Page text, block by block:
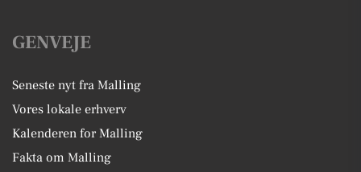
GENVEJE
Seneste nyt fra Malling
Vores lokale erhverv
Kalenderen for Malling
Fakta om Malling